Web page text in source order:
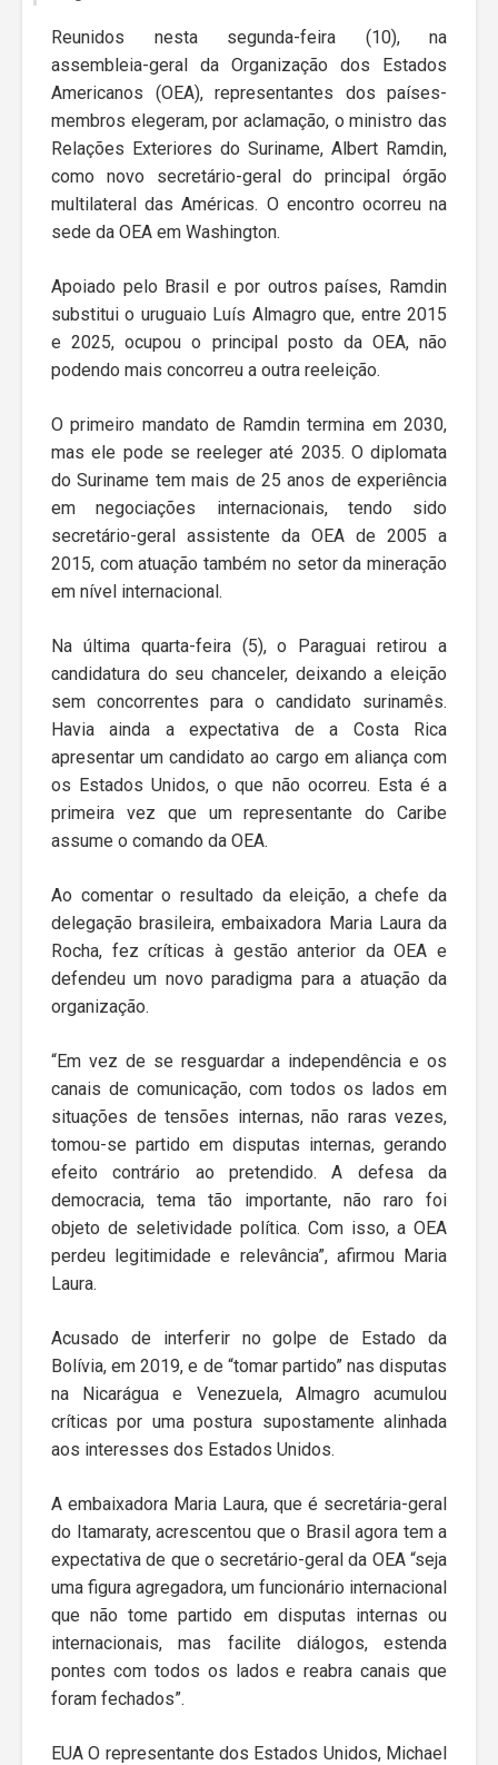
Reunidos nesta segunda-feira (10), na
assembleia-geral da Organização dos Estados
Americanos (OEA), representantes dos países-
membros elegeram, por aclamação, o ministro das
Relações Exteriores do Suriname, Albert Ramdin,
como novo secretário-geral do principal órgão
multilateral das Américas. O encontro ocorreu na
sede da OEA em Washington.
Apoiado pelo Brasil e por outros países, Ramdin
substitui o uruguaio Luís Almagro que, entre 2015
e 2025, ocupou o principal posto da OEA, não
podendo mais concorreu a outra reeleição.
O primeiro mandato de Ramdin termina em 2030,
mas ele pode se reeleger até 2035. O diplomata
do Suriname tem mais de 25 anos de experiência
em negociações internacionais, tendo sido
secretário-geral assistente da OEA de 2005 a
2015, com atuação também no setor da mineração
em nível internacional.
Na última quarta-feira (5), o Paraguai retirou a
candidatura do seu chanceler, deixando a eleição
sem concorrentes para o candidato surinamês.
Havia ainda a expectativa de a Costa Rica
apresentar um candidato ao cargo em aliança com
os Estados Unidos, o que não ocorreu. Esta é a
primeira vez que um representante do Caribe
assume o comando da OEA.
Ao comentar o resultado da eleição, a chefe da
delegação brasileira, embaixadora Maria Laura da
Rocha, fez críticas à gestão anterior da OEA e
defendeu um novo paradigma para a atuação da
organização.
“Em vez de se resguardar a independência e os
canais de comunicação, com todos os lados em
situações de tensões internas, não raras vezes,
tomou-se partido em disputas internas, gerando
efeito contrário ao pretendido. A defesa da
democracia, tema tão importante, não raro foi
objeto de seletividade política. Com isso, a OEA
perdeu legitimidade e relevância”, afirmou Maria
Laura.
Acusado de interferir no golpe de Estado da
Bolívia, em 2019, e de “tomar partido” nas disputas
na Nicarágua e Venezuela, Almagro acumulou
críticas por uma postura supostamente alinhada
aos interesses dos Estados Unidos.
A embaixadora Maria Laura, que é secretária-geral
do Itamaraty, acrescentou que o Brasil agora tem a
expectativa de que o secretário-geral da OEA “seja
uma figura agregadora, um funcionário internacional
que não tome partido em disputas internas ou
internacionais, mas facilite diálogos, estenda
pontes com todos os lados e reabra canais que
foram fechados”.
EUA O representante dos Estados Unidos, Michael